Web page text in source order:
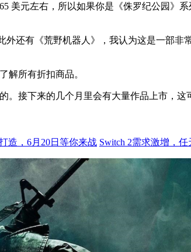
美元左右，所以如果你是《侏罗纪公园》
还有《荒野机器人》，我认为这是一部非
解所有折扣商品。
接下来的几个月里会有大量作品上市，
造，6月20日等你来战 Switch 2需求激增，